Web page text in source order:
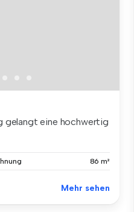
gelangt eine hochwertig
86 m²
Mehr sehen